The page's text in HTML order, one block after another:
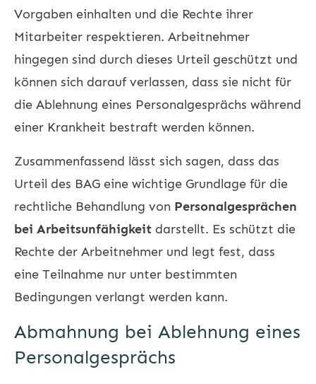
Vorgaben einhalten und die Rechte ihrer
Mitarbeiter respektieren. Arbeitnehmer
hingegen sind durch dieses Urteil geschützt und
können sich darauf verlassen, dass sie nicht für
die Ablehnung eines Personalgesprächs während
einer Krankheit bestraft werden können.
Zusammenfassend lässt sich sagen, dass das
Urteil des BAG eine wichtige Grundlage für die
rechtliche Behandlung von Personalgesprächen
bei Arbeitsunfähigkeit darstellt. Es schützt die
Rechte der Arbeitnehmer und legt fest, dass
eine Teilnahme nur unter bestimmten
Bedingungen verlangt werden kann.
Abmahnung bei Ablehnung eines
Personalgesprächs